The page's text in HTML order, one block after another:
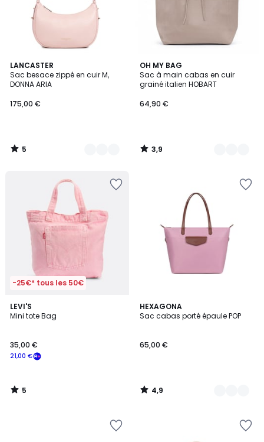
LANCASTER
Sac besace zippé en cuir M,
DONNA ARIA
175,00 €
5
/
5
5
Couleurs
5
/
OH MY BAG
Sac à main cabas en cuir
grainé italien HOBART
64,90 €
3,9
/ 5
13
Couleurs
3,9
/
-25€* tous les 50€
LEVI'S
Mini tote Bag
21,00 €
35,00 €
5
/
5
/
HEXAGONA
Sac cabas porté épaule POP
65,00 €
4,9
/ 5
20
Couleurs
4,9
/